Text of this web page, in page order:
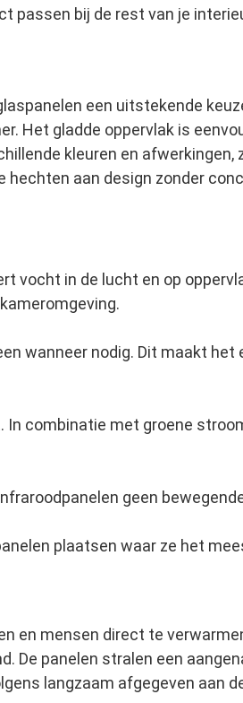
passen bij de rest van je
een uitstekende
Het gladde oppervlak is
kleuren en
hechten aan design zonder
vocht in de lucht en op
wanneer nodig. Dit maakt
combinatie met groene
geen
plaatsen waar ze het
en mensen direct te
De panelen stralen een
langzaam afgegeven aan